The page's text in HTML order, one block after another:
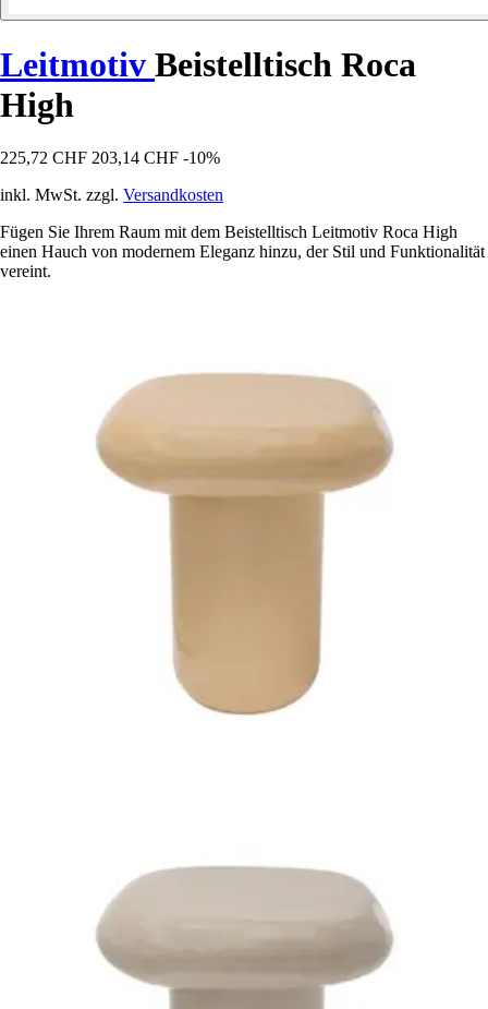
Leitmotiv Beistelltisch Roca
High
225,72 CHF 203,14 CHF -10%
inkl. MwSt. zzgl. Versandkosten
Fügen Sie Ihrem Raum mit dem Beistelltisch Leitmotiv Roca High
einen Hauch von modernem Eleganz hinzu, der Stil und Funktionalität
vereint.